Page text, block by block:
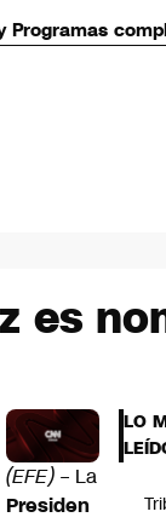
Programas
es
(EFE) – La
Presiden
LO